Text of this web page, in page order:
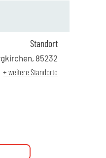
Standort
, 85232
+ weitere Standorte